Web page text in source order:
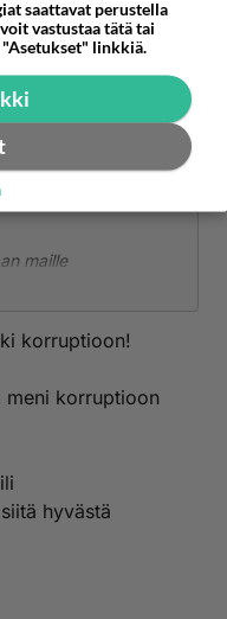
Kataisen
Kommentoi
maille
osuus
korruptioon!
meni korruptioon
hyvästä
saattavat perustella
vastustaa tätä tai
linkkiä.